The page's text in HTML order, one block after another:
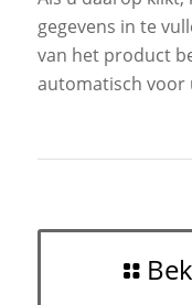
gegevens in te
van het product
automatisch voor